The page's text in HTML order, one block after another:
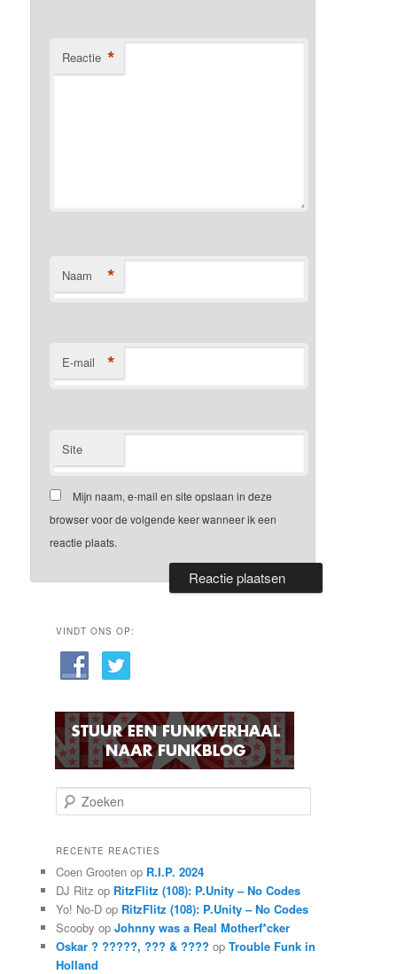
Reactie *
Naam *
E-mail *
Site
Mijn naam, e-mail en site opslaan in deze
browser voor de volgende keer wanneer ik een
reactie plaats.
VINDT ONS OP:
o
k
n
RECENTE REACTIES
Coen Grootenop R.I.P. 2024
DJ Ritz op RitzFlitz (108): P.Unity – No Codes
Yo! No-Dop RitzFlitz (108): P.Unity – No Codes
Scooby op Johnny was a Real Motherf*cker
Oskar ? ?????, ??? & ???? op Trouble Funk in
Holland